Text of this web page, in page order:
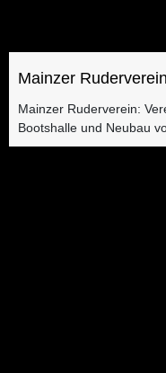
Mainzer Ruderverein
Mainzer Ruderverein:
Bootshalle und Neubau